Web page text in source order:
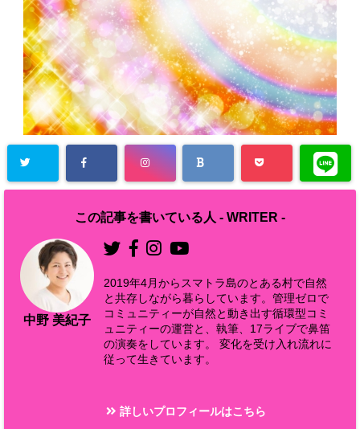
この記事を書いている人 - WRITER -
中野 美紀子
2019年4月からスマトラ島のとある村で自然
と共存しながら暮らしています。管理ゼロで
コミュニティーが自然と動き出す循環型コミ
ュニティーの運営と、執筆、17ライブで鼻笛
の演奏をしています。 変化を受け入れ流れに
従って生きています。
詳しいプロフィールはこちら